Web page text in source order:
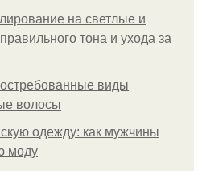
на светлые и
тона и ухода за
виды
волосы
одежду: как мужчины
моду